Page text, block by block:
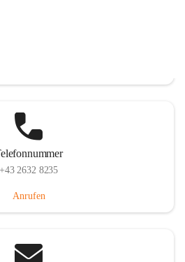
+43 2632 8235
Anrufen